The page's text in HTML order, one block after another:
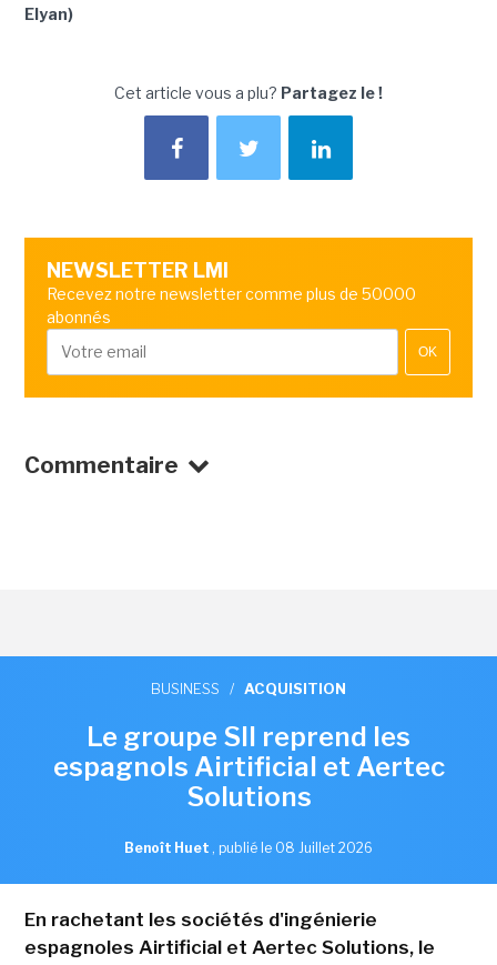
Elyan)
Cet article vous a plu? Partagez le !
NEWSLETTER LMI
Recevez notre newsletter comme plus de 50000
abonnés
OK
Commentaire
BUSINESS / ACQUISITION
Le groupe SII reprend les
espagnols Airtificial et Aertec
Solutions
Benoît Huet , publié le 08 Juillet 2026
En rachetant les sociétés d'ingénierie
espagnoles Airtificial et Aertec Solutions, le